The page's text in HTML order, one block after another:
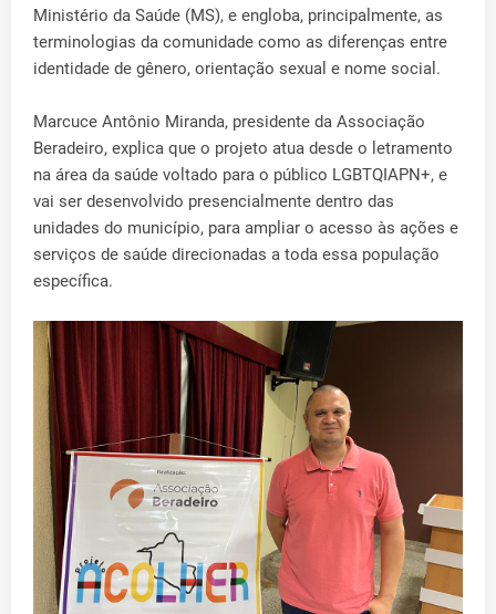
Ministério da Saúde (MS), e engloba, principalmente, as
terminologias da comunidade como as diferenças entre
identidade de gênero, orientação sexual e nome social.
Marcuce Antônio Miranda, presidente da Associação
Beradeiro, explica que o projeto atua desde o letramento
na área da saúde voltado para o público LGBTQIAPN+, e
vai ser desenvolvido presencialmente dentro das
unidades do município, para ampliar o acesso às ações e
serviços de saúde direcionadas a toda essa população
específica.